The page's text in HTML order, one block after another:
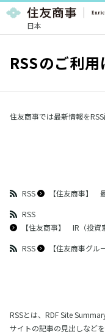
日本
RSSのご利
住友商事では最新情報をRSS
RSS
【住友商事】
RSS
【住友商事】 IR（投資
RSS
【住友商事グ
RSSとは、RDF Site
サイトの記事の見出しなど